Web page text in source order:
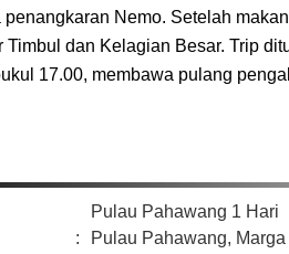
penangkaran Nemo. Setelah
Timbul dan Kelagian Besar. Trip
17.00, membawa pulang
:
Pulau Pahawang 1 Hari
Pulau Pahawang,